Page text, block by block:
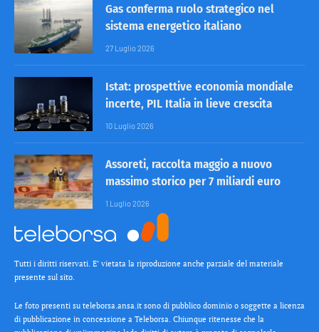
Gas conferma ruolo strategico nel
sistema energetico italiano
27 Luglio 2026
Istat: prospettive economia mondiale
incerte, PIL Italia in lieve crescita
10 Luglio 2026
Assoreti, raccolta maggio a nuovo
massimo storico per 7 miliardi euro
1 Luglio 2026
Tutti i diritti riservati. E’ vietata la riproduzione anche parziale del materiale
presente sul sito.
Le foto presenti su teleborsa.ansa.it sono di pubblico dominio o soggette a licenza
di pubblicazione in concessione a Teleborsa. Chiunque ritenesse che la